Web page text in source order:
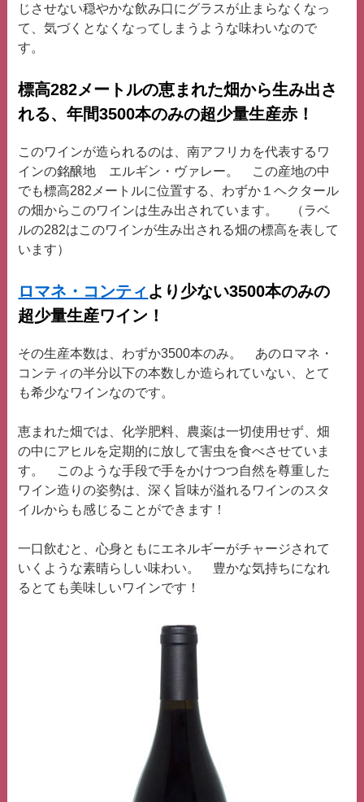
じさせない穏やかな飲み口にグラスが止まらなくなっ
て、気づくとなくなってしまうような味わいなので
す。
標高282メートルの恵まれた畑から生み出さ
れる、年間3500本のみの超少量生産赤！
このワインが造られるのは、南アフリカを代表するワ
インの銘醸地 エルギン・ヴァレー。 この産地の中
でも標高282メートルに位置する、わずか１ヘクタール
の畑からこのワインは生み出されています。 （ラベ
ルの282はこのワインが生み出される畑の標高を表して
います）
ロマネ・コンティ より少ない3500本のみの
超少量生産ワイン！
その生産本数は、わずか3500本のみ。 あのロマネ・
コンティの半分以下の本数しか造られていない、とて
も希少なワインなのです。
恵まれた畑では、化学肥料、農薬は一切使用せず、畑
の中にアヒルを定期的に放して害虫を食べさせていま
す。 このような手段で手をかけつつ自然を尊重した
ワイン造りの姿勢は、深く旨味が溢れるワインのスタ
イルからも感じることができます！
一口飲むと、心身ともにエネルギーがチャージされて
いくような素晴らしい味わい。 豊かな気持ちになれ
るとても美味しいワインです！